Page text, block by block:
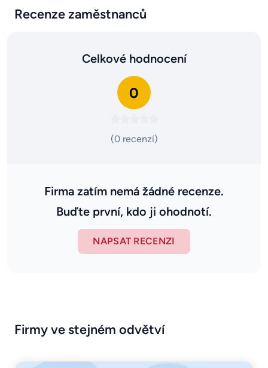
Recenze zaměstnanců
Celkové hodnocení
0
(0 recenzí)
Firma zatím nemá žádné recenze.
Buďte první, kdo ji ohodnotí.
NAPSAT RECENZI
Firmy ve stejném odvětví